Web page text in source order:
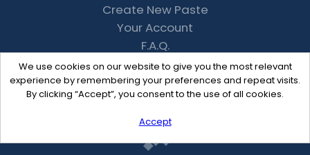
We use cookies on our website to give you the most relevant
experience by remembering your preferences and repeat visits.
By clicking “Accept”, you consent to the use of all cookies.
Accept
Create New Paste
Your Account
F.A.Q.
Recent
Contact